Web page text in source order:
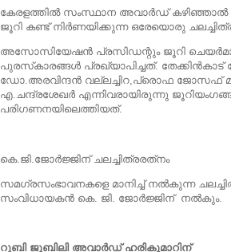
കേരളത്തില്‍ സംസ്ഥാന അവാര്‍ഡ് കഴിഞ്ഞാല്‍
ജൂറി കണ്ട് നിര്‍ണയിക്കുന്ന ഒരേയൊരു
അസോസിയേഷന്‍ പ്രസിഡന്റും ജൂറി
പുരസ്‌കാരങ്ങള്‍ പ്രഖ്യാപിച്ചത്.
ഡോ.അരവിന്ദന്‍ വല്ലച്ചിറ,പ്രൊഫ
എ.ചന്ദ്രശേഖര്‍ എന്നിവരായിരുന്നു
പരിഗണനയിലെത്തിയത്.
കെ.ജി.ജോര്‍ജ്ജിന് ചലച്ചിത്രരത്‌നം
സമഗ്രസംഭാവനകളെ മാനിച്ച് നല്‍കുന്ന
സംവിധായകന്‍ കെ. ജി. ജോര്‍ജ്ജിന് നല്‍കും.
റൂബി ജൂബിലി അവാര്‍ഡ് ഹരികുമാറിന്